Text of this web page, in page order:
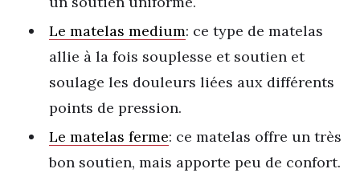
Le matelas medium: ce type de matelas
allie à la fois souplesse et soutien et
soulage les douleurs liées aux différents
points de pression.
Le matelas ferme: ce matelas offre un très
bon soutien, mais apporte peu de confort.